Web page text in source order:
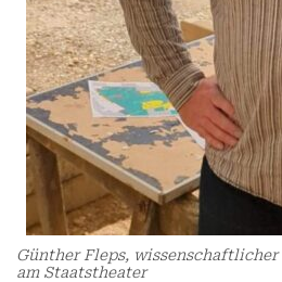
Günther Fleps,
am Staatstheater